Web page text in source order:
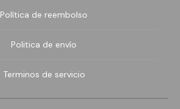
Política de reembolso
Politica de envío
Terminos de servicio